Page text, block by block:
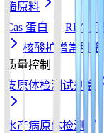
酶原料
Cas 蛋白
RPA 用
核酸扩增常用酶
质量控制
支原体检测试剂盒
水产病原体检测